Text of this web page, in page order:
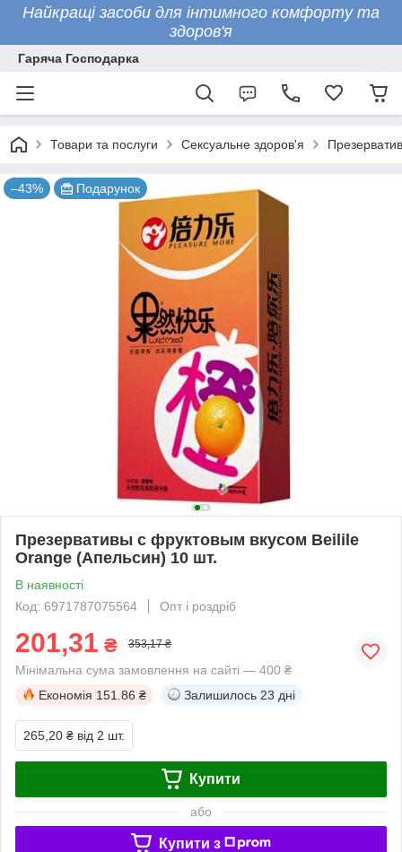
Найкращі засоби для інтимного комфорту та
здоров'я
Гаряча Господарка
Товари та послуги Сексуальне здоров'я
–43% Подарунок
Презервативы с фруктовым вкусом Beilile
Orange (Апельсин) 10 шт.
В наявності
Код: 6971787075564
Опт і роздріб
201,31 ₴ 353,17 ₴
Мінімальна сума замовлення на сайті — 400 ₴
Економія 151.86 ₴ Залишилось 23 дні
265,20 ₴ від 2 шт.
Купити
або
Купити з